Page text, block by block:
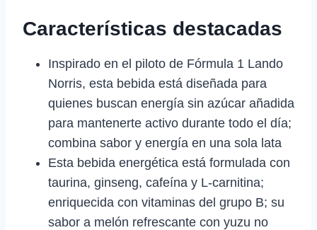
Características destacadas
Inspirado en el piloto de Fórmula 1 Lando
Norris, esta bebida está diseñada para
quienes buscan energía sin azúcar añadida
para mantenerte activo durante todo el día;
combina sabor y energía en una sola lata
Esta bebida energética está formulada con
taurina, ginseng, cafeína y L-carnitina;
enriquecida con vitaminas del grupo B; su
sabor a melón refrescante con yuzu no